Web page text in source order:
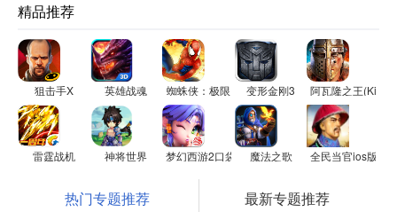
精品推荐
狙击手X 英雄战魂 蜘蛛侠：极限 变形金刚3 阿瓦隆之王(King
雷霆战机 神将世界 梦幻西游2口袋版 魔法之歌 全民当官ios版
热门专题推荐 最新专题推荐